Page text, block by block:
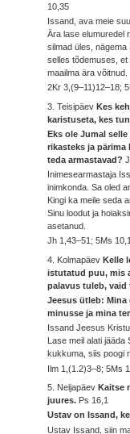
10,35
Issand, ava meie
Ära lase elumuredel
silmad üles, nägema
selles tõdemuses,
maailma ära võitnud.
2Kr 3,(9–11)12–18;
3. TeisipäevKes
karistuseta, kes
Eks ole Jumal
rikasteks ja
teda armastavad?
Inimesearmastaja
inimkonda. Sa oled
Kingi ka meile seda
Sinu loodut ja
asetanud.
Jh 1,43–51; 5Ms
4. KolmapäevKelle
istutatud puu, mis
palavus tuleb,
Jeesus ütleb: Mina
minusse ja mina
Issand Jeesus
Lase meil alati
kukkuma, siis poogi
Ilm 1,(1.2)3–8; 5Ms
5. Neljapäev Kaitse
juures. Ps 16,1
Ustav on Issand,
Ustav Issand, siin